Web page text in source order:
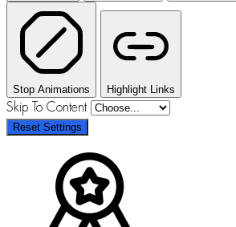
Stop Animations Highlight Links
Skip To Content
Reset Settings